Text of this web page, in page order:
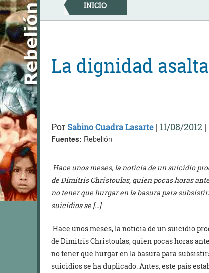
Skip
to
content
INICIO
La dignidad
Por Sabino Cuadra Lasarte | 11/08/2012 |
Fuentes: Rebelión
Hace unos meses, la noticia de un suicidio
de Dimitris Christoulas, quien pocas horas
no tener que hurgar en la basura para
suicidios se […]
Hace unos meses,la noticia de un suicidio
de Dimitris Christoulas, quien pocas horas
no tener que hurgar en la basura para
suicidios se ha duplicado. Antes, este país